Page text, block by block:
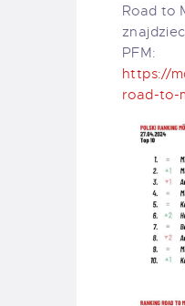
Road to
PFM:
https://
road-to-